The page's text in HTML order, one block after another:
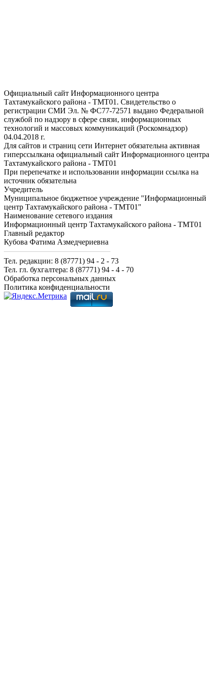
Официальный сайт Информационного центра
Тахтамукайского района - ТМТ01. Свидетельство о
регистрации СМИ Эл. № ФС77-72571 выдано Федеральной
службой по надзору в сфере связи, информационных
технологий и массовых коммуникаций (Роскомнадзор)
04.04.2018 г.
Для сайтов и страниц сети Интернет обязательна активная
гиперссылкана официальный сайт Информационного центра
Тахтамукайского района - ТМТ01
При перепечатке и использовании информации ссылка на
источник обязательна
Учредитель
Муниципальное бюджетное учреждение "Информационный
центр Тахтамукайского района - ТМТ01"
Наименование сетевого издания
Информационный центр Тахтамукайского района - ТМТ01
Главный редактор
Кубова Фатима Азмедчериевна
Тел. редакции: 8 (87771) 94 - 2 - 73
Тел. гл. бухгалтера: 8 (87771) 94 - 4 - 70
Обработка персональных данных
Политика конфиденциальности